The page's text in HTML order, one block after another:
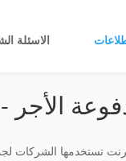
الاسئلة
تستخدمها الشركات